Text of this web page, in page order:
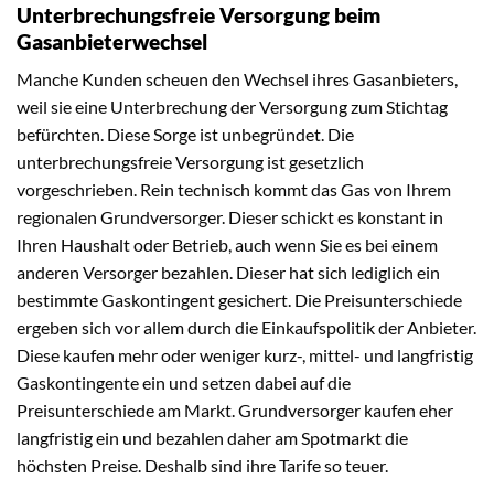
Unterbrechungsfreie Versorgung beim
Gasanbieterwechsel
Manche Kunden scheuen den Wechsel ihres Gasanbieters,
weil sie eine Unterbrechung der Versorgung zum Stichtag
befürchten. Diese Sorge ist unbegründet. Die
unterbrechungsfreie Versorgung ist gesetzlich
vorgeschrieben. Rein technisch kommt das Gas von Ihrem
regionalen Grundversorger. Dieser schickt es konstant in
Ihren Haushalt oder Betrieb, auch wenn Sie es bei einem
anderen Versorger bezahlen. Dieser hat sich lediglich ein
bestimmte Gaskontingent gesichert. Die Preisunterschiede
ergeben sich vor allem durch die Einkaufspolitik der Anbieter.
Diese kaufen mehr oder weniger kurz-, mittel- und langfristig
Gaskontingente ein und setzen dabei auf die
Preisunterschiede am Markt. Grundversorger kaufen eher
langfristig ein und bezahlen daher am Spotmarkt die
höchsten Preise. Deshalb sind ihre Tarife so teuer.